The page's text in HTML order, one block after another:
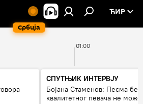
Србија
ЋИР
01:00
СПУТЊИК ИНТЕРВЈУ
Бојана Стаменов: Песма без
квалитетног певача не може